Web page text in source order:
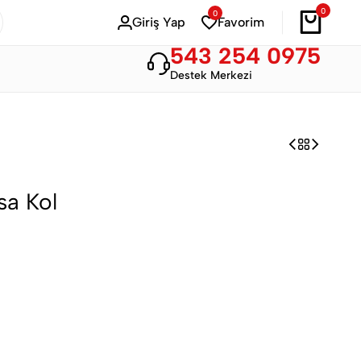
Bahar ModasıHemen Alışveriş Yap
Giriş Yap
0
Favorim
0
543 254 0975
Destek Merkezi
Kol